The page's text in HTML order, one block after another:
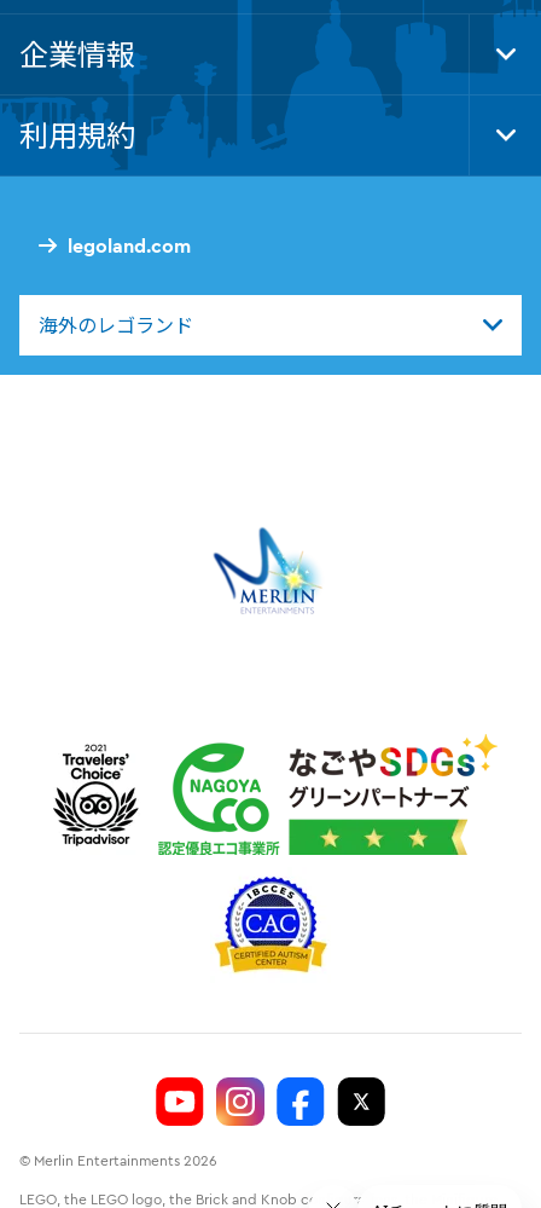
legoland.com
海外のレゴランド
企業情報
利用規約
© Merlin Entertainments 2026
LEGO, the LEGO logo, the Brick and Knob configurations, the Minifigure